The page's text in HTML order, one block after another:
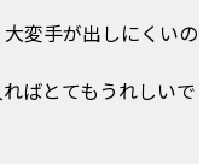
変手が出しにくいの
ばとてもうれしいで